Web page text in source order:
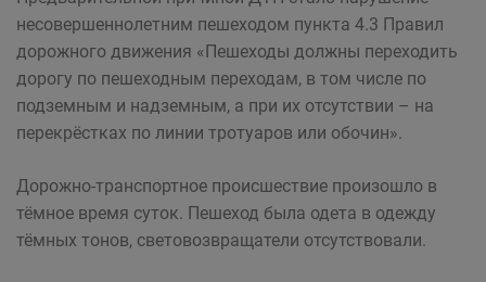
несовершеннолетним пешеходом пункта 4.3 Правил
дорожного движения «Пешеходы должны переходить
дорогу по пешеходным переходам, в том числе по
подземным и надземным, а при их отсутствии – на
перекрёстках по линии тротуаров или обочин».
Дорожно-транспортное происшествие произошло в
тёмное время суток. Пешеход была одета в одежду
тёмных тонов, световозвращатели отсутствовали.